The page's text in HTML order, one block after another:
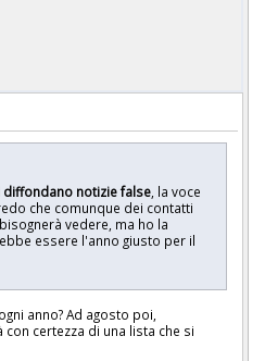
diffondano notizie false, la voce
che comunque dei contatti
vedere, ma ho la
essere l'anno giusto per il
anno? Ad agosto poi,
certezza di una lista che si